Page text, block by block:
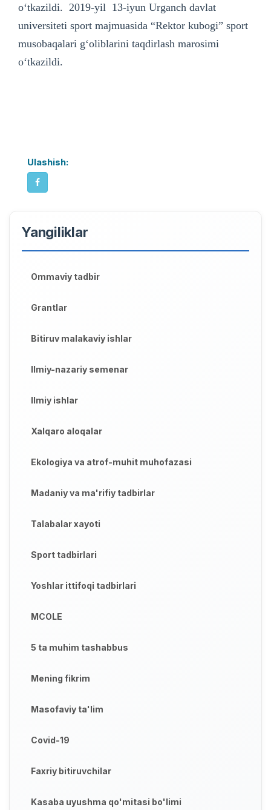
o‘tkazildi. 2019-yil 13-iyun Urganch davlat
universiteti sport majmuasida “Rektor kubogi” sport
musobaqalari g‘oliblarini taqdirlash marosimi
o‘tkazildi.
Ulashish:
Yangiliklar
Ommaviy tadbir
Grantlar
Bitiruv malakaviy ishlar
Ilmiy-nazariy semenar
Ilmiy ishlar
Xalqaro aloqalar
Ekologiya va atrof-muhit muhofazasi
Madaniy va ma'rifiy tadbirlar
Talabalar xayoti
Sport tadbirlari
Yoshlar ittifoqi tadbirlari
MCOLE
5 ta muhim tashabbus
Mening fikrim
Masofaviy ta'lim
Covid-19
Faxriy bitiruvchilar
Kasaba uyushma qo'mitasi bo'limi